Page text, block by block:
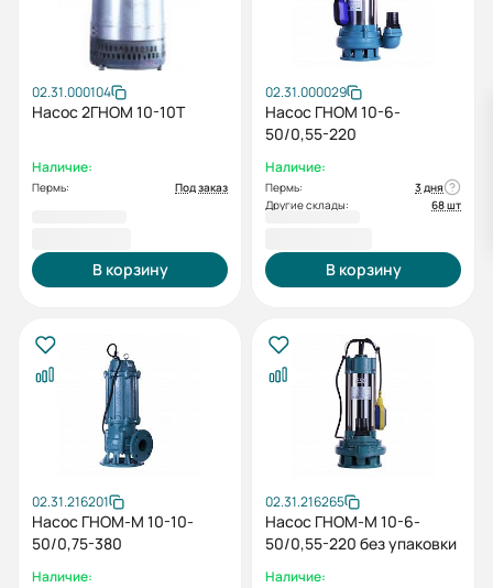
02.31.000104
Насос 2ГНОМ 10-10Т
Наличие:
Пермь: Под заказ
В корзину
02.31.000029
Насос ГНОМ 10-6-
50/0,55-220
Наличие:
Пермь:
3 дня
Другие склады:
68 шт
В корзину
02.31.216201
Насос ГНОМ-М 10-10-
50/0,75-380
Наличие:
02.31.216265
Насос ГНОМ-М 10-6-
50/0,55-220 без упаковки
Наличие: